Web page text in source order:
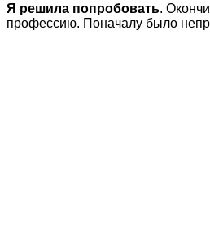
Я решила попробовать.
профессию. Поначалу было